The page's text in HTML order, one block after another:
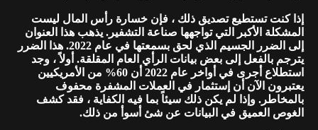
إذا كنت تستطيع تصديق ذلك ، فإن خسارة رأس المال ليست
المشكلة الأكبر التي تواجهها صناعة التشفير. يذهب هذا العنوان
إلى الضرر الجسيم الذي لحق بسمعتها في عام 2022. هذا الضرر
يترجم بالفعل إلى بعض بيانات الرأي العام المقلقة. أولاً ، وجد
استطلاع أجرى في أواخر عام 2022 أن 60% من الأمريكيين
يعتبرون الآن أن إستثمار في العملات المشفرة محفوف
بالمخاطر. وإذا لم يكن ذلك سيئاً بما فيه الكفاية ، فقد كشف
الغوص العميق في البيانات عن شئ أسوأ من ذلك.